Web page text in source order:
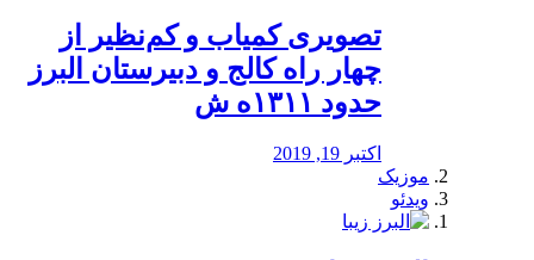
️تصویری کمیاب و کم‌نظیر از
چهار راه كالج و دبيرستان البرز
حدود ۱۳۱۱ه ش
اکتبر 19, 2019
موزیک
ویدئو